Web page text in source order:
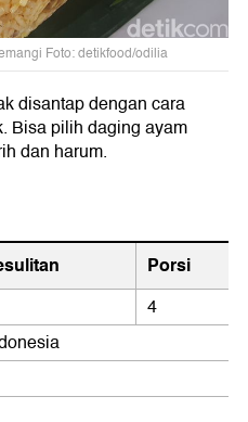
Foto: detikfood/odilia
disantap dengan cara
Bisa pilih daging ayam
dan harum.
Porsi
4